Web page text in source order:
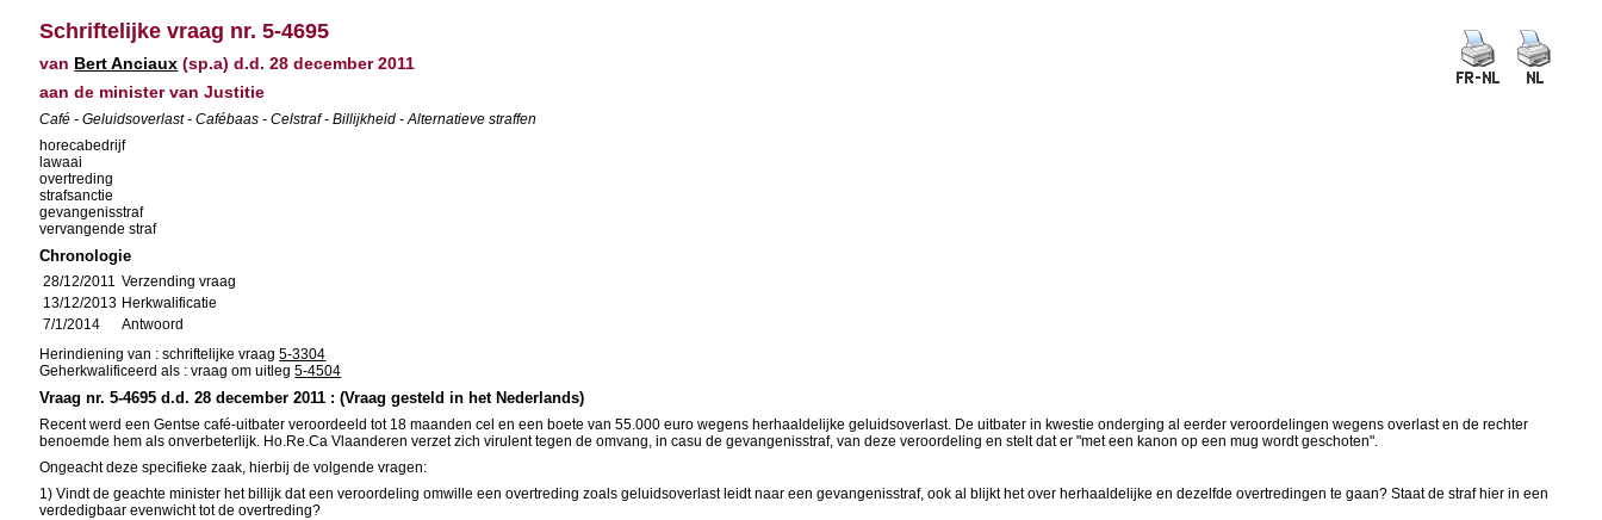
Schriftelijke vraag nr. 5-4695
van Bert Anciaux (sp.a) d.d. 28 december 2011
aan de minister van Justitie
Café - Geluidsoverlast - Cafébaas - Celstraf - Billijkheid - Alternatieve straffen
horecabedrijf
lawaai
overtreding
strafsanctie
gevangenisstraf
vervangende straf
Chronologie
28/12/2011 Verzending vraag
13/12/2013 Herkwalificatie
7/1/2014
Antwoord
Herindiening van : schriftelijke vraag5-3304
Geherkwalificeerd als : vraag om uitleg5-4504
Vraag nr. 5-4695 d.d. 28 december 2011 : (Vraag gesteld in het Nederlands)
Recent werd een Gentse café-uitbater veroordeeld tot 18 maanden cel en een boete van 55.000 euro wegens herhaaldelijke geluidsoverlast. De uitbater in kwestie onderging al eerder veroordelingen wegens overlast en de rechter
benoemde hem als onverbeterlijk. Ho.Re.Ca Vlaanderen verzet zich virulent tegen de omvang, in casu de gevangenisstraf, van deze veroordeling en stelt dat er "met een kanon op een mug wordt geschoten".
Ongeacht deze specifieke zaak, hierbij de volgende vragen:
1) Vindt de geachte minister het billijk dat een veroordeling omwille een overtreding zoals geluidsoverlast leidt naar een gevangenisstraf, ook al blijkt het over herhaaldelijke en dezelfde overtredingen te gaan? Staat de straf hier in een
verdedigbaar evenwicht tot de overtreding?